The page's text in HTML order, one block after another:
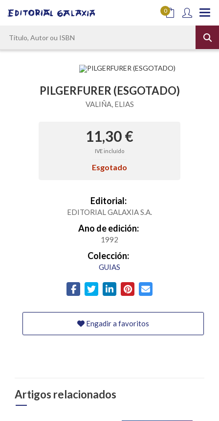
0
PILGERFURER (ESGOTADO)
VALIÑA, ELIAS
11,30 €
IVE incluído
Esgotado
Editorial:
EDITORIAL GALAXIA S.A.
Ano de edición:
1992
Colección:
GUIAS
Engadir a favoritos
Artigos relacionados